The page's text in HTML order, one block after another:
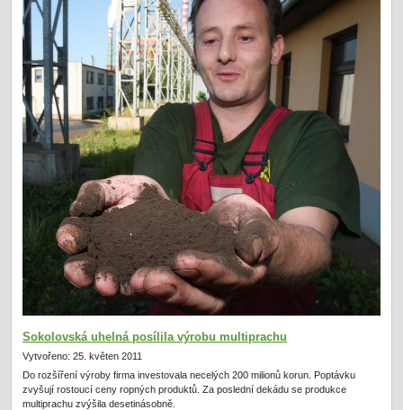
Sokolovská uhelná posílila výrobu multiprachu
Vytvořeno: 25. květen 2011
Do rozšíření výroby firma investovala necelých 200 milionů korun. Poptávku
zvyšují rostoucí ceny ropných produktů. Za poslední dekádu se produkce
multiprachu zvýšila desetinásobně.